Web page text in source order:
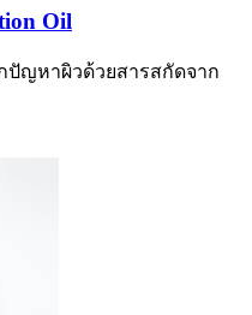
Oil
ปัญหาผิวด้วยสารสกัดจาก